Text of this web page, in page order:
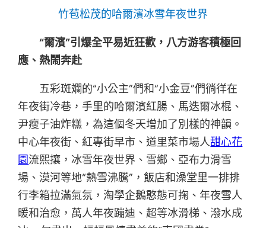
竹苞松茂的哈爾濱冰雪年夜世界
“爾濱”引爆全平易近狂歡，八方游客積極回
應、熱鬧奔赴
五彩斑斕的“小公主”們和“小金豆”們徜徉在
年夜街冷巷，手里的哈爾濱紅腸、馬迭爾冰棍、
尹瘦子油炸糕，為這個冬天增加了別樣的神韻。
中心年夜街、紅專街早市、道里菜市場人甜心花
園流熙攘，冰雪年夜世界、雪鄉、亞布力滑雪
場、漠河等地“熱雪沸騰”，飯店和澡堂里一排排
行李箱拉滿氣氛，淘學企鵝憨態可掬、年夜雪人
暖和治愈，萬人年夜蹦迪、超等冰滑梯、潑水成